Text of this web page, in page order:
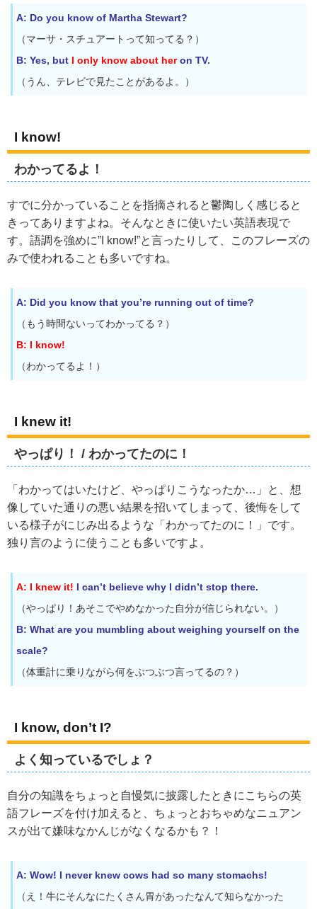
A: Do you know of Martha Stewart?
（マーサ・スチュアートって知ってる？）
B: Yes, but I only know about her on TV.
（うん、テレビで見たことがあるよ。）
I know!
わかってるよ！
すでに分かっていることを指摘されると鬱陶しく感じると
きってありますよね。そんなときに使いたい英語表現で
す。語調を強めに”I know!”と言ったりして、このフレーズの
みで使われることも多いですね。
A: Did you know that you’re running out of time?
（もう時間ないってわかってる？）
B: I know!
（わかってるよ！）
I knew it!
やっぱり！ / わかってたのに！
「わかってはいたけど、やっぱりこうなったか…」と、想
像していた通りの悪い結果を招いてしまって、後悔をして
いる様子がにじみ出るような「わかってたのに！」です。
独り言のように使うことも多いですよ。
A: I knew it! I can’t believe why I didn’t stop there.
（やっぱり！あそこでやめなかった自分が信じられない。）
B: What are you mumbling about weighing yourself on the
scale?
（体重計に乗りながら何をぶつぶつ言ってるの？）
I know, don’t I?
よく知っているでしょ？
自分の知識をちょっと自慢気に披露したときにこちらの英
語フレーズを付け加えると、ちょっとおちゃめなニュアン
スが出て嫌味なかんじがなくなるかも？！
A: Wow! I never knew cows had so many stomachs!
（え！牛にそんなにたくさん胃があったなんて知らなかった